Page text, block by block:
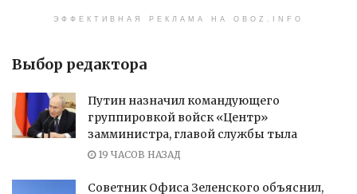
ЭФФЕКТИВНАЯ РЕКЛАМА НА OBOZ.INFO
Выбор редактора
Путин назначил командующего
группировкой войск «Центр»
замминистра, главой службы тыла
19 ЧАСОВ НАЗАД
Советник Офиса Зеленского объяснил,